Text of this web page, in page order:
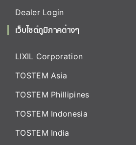
Dealer Login
เว็บไซต์ภูมิภาคต่างๆ
LIXIL Corporation
TOSTEM Asia
TOSTEM Phillipines
TOSTEM Indonesia
TOSTEM India